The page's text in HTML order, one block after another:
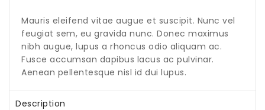
Mauris eleifend vitae augue et suscipit. Nunc vel
feugiat sem, eu gravida nunc. Donec maximus
nibh augue, lupus a rhoncus odio aliquam ac.
Fusce accumsan dapibus lacus ac pulvinar.
Aenean pellentesque nisl id dui lupus.
Description